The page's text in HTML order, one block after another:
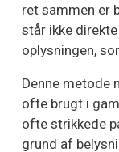
ret sammen er
står ikke
oplysningen,
Denne metode
ofte brugt i
ofte strikkede
grund af